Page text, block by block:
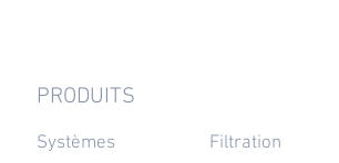
PRODUITS
Systèmes Filtration